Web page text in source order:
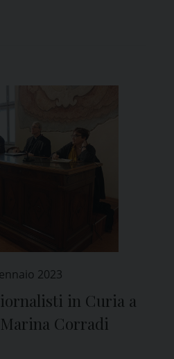
2023
in Curia a
Corradi